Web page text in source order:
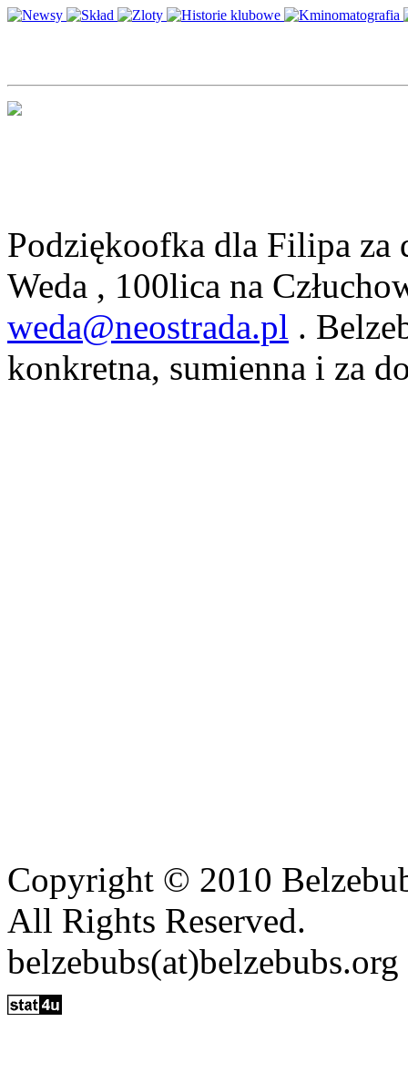
Podziękoofka dla Filipa
Weda , 100lica na
weda@neostrada.pl .
konkretna, sumienna i za
Copyright © 2010
All Rights Reserved.
belzebubs(at)belzebubs.org